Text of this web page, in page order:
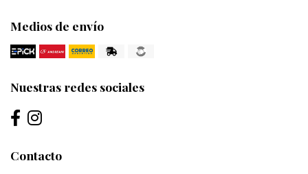
Medios de envío
Nuestras redes sociales
Contacto